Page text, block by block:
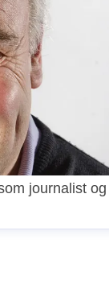
journalist og